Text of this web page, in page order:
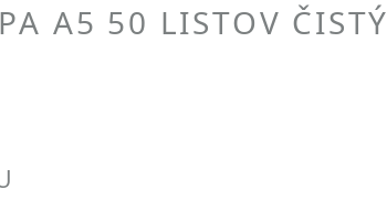
A5 50 LISTOV ČISTÝ